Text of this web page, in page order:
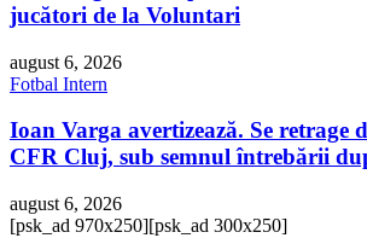
jucători de la Voluntari
august 6, 2026
Fotbal Intern
Ioan Varga avertizează. Se retrage
CFR Cluj, sub semnul întrebării
august 6, 2026
[psk_ad 970x250][psk_ad 300x250]